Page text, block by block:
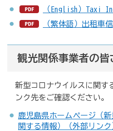
（English）Taxi
（繁体語）出租車信
観光関係事業者の皆
新型コロナウイルスに関す
ンク先をご確認ください。
鹿児島県ホームページ（
関する情報）（外部リンク